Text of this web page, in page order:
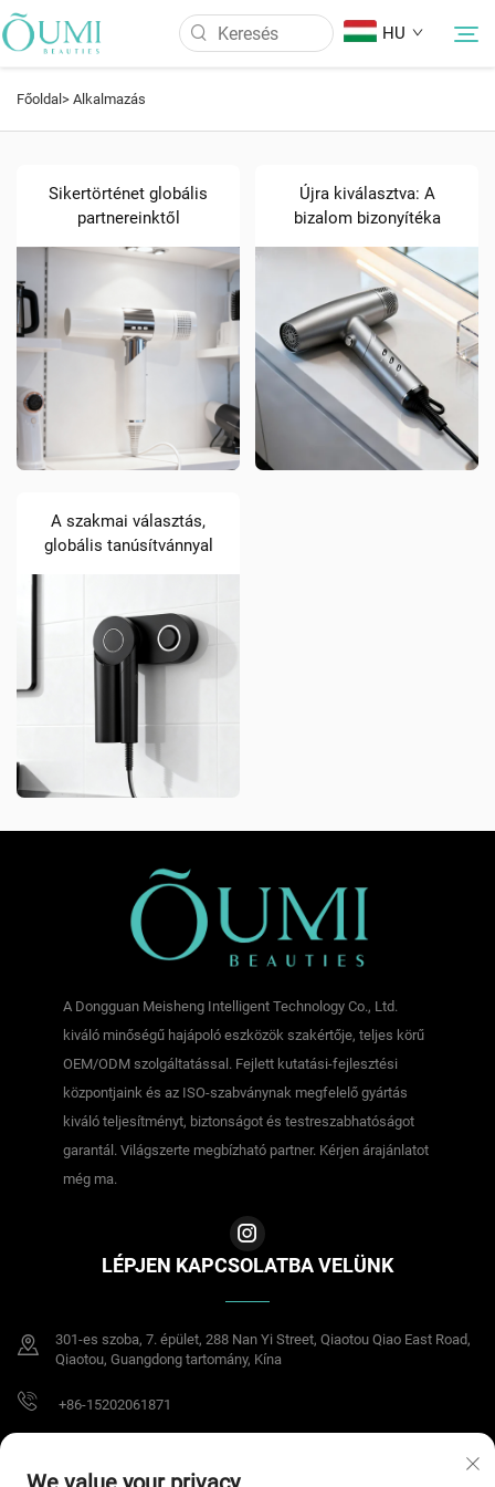
HU
Termékek
Hírek
Alkalmazás
GYIK
Főoldal> Alkalmazás
Sikertörténet globális
partnereinktől
Újra kiválasztva: A
bizalom bizonyítéka
A szakmai választás,
globális tanúsítvánnyal
A Dongguan Meisheng Intelligent Technology Co., Ltd.
kiváló minőségű hajápoló eszközök szakértője, teljes körű
OEM/ODM szolgáltatással. Fejlett kutatási-fejlesztési
központjaink és az ISO-szabványnak megfelelő gyártás
kiváló teljesítményt, biztonságot és testreszabhatóságot
garantál. Világszerte megbízható partner. Kérjen árajánlatot
még ma.
LÉPJEN KAPCSOLATBA VELÜNK
301-es szoba, 7. épület, 288 Nan Yi Street, Qiaotou Qiao East Road,
Qiaotou, Guangdong tartomány, Kína
+86-15202061871